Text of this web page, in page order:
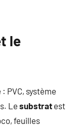
le
PVC, système
Le substrat est
feuilles